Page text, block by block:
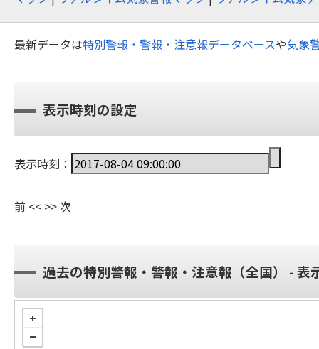
最新データは特別警報・警報・注意報データベースや気象
表示時刻の設定
表示時刻：
前 << >>次
過去の特別警報・警報・注意報（全国） - 表